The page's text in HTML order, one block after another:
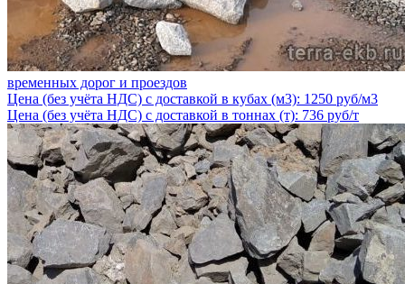
временных дорог и проездов
Цена (без учёта НДС) с доставкой в кубах (м3): 1250 руб/м3
Цена (без учёта НДС) с доставкой в тоннах (т): 736 руб/т